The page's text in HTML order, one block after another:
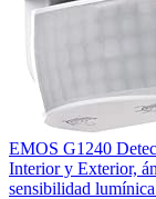
EMOS G1240
Interior y Exterior,
sensibilidad